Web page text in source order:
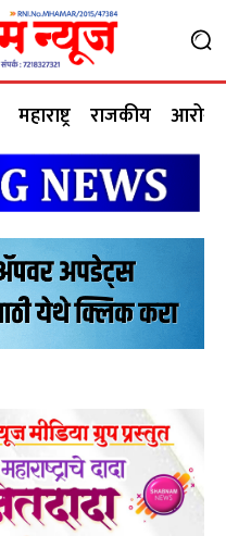
महाराष्ट्र राजकीय आरोग्य